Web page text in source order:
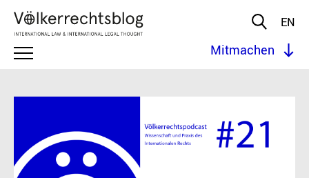
EN
Mitmachen